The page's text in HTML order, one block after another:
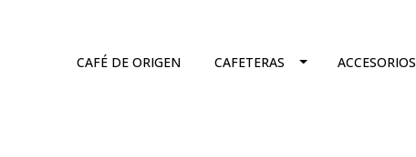
CAFÉ DE ORIGEN CAFETERAS ACCESORIOS